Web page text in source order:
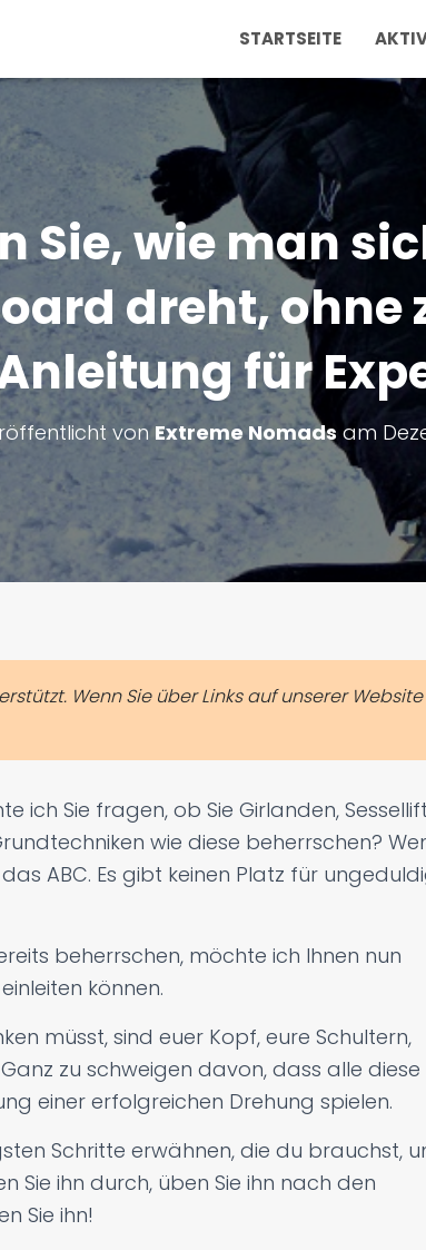
STARTSEITE
Sie, wie man
dreht, ohne
für
vonExtreme Nomads am
Wenn Sie über Links auf unserer
ich Sie fragen, ob Sie Girlanden,
wie diese beherrschen?
ABC. Es gibt keinen Platz für
beherrschen, möchte ich Ihnen nun
können.
müsst, sind euer Kopf, eure Schultern,
zu schweigen davon, dass alle diese
einer erfolgreichen Drehung spielen.
Schritte erwähnen, die du brauchst,
Sie ihn durch, üben Sie ihn nach den
Sie ihn!